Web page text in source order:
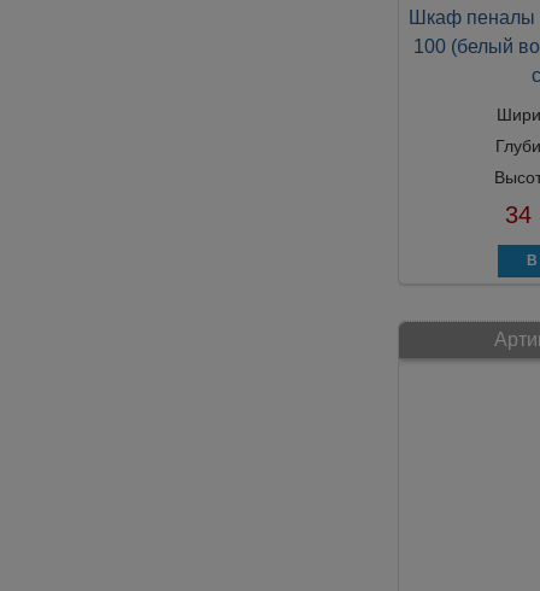
Шкаф пеналы
100 (белый
34